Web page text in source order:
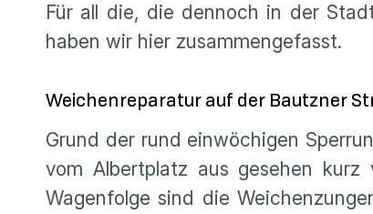
Für all die, die dennoch in der
haben wir hier zusammengefasst.
Weichenreparatur auf der Bautzner
Grund der rund einwöchigen
vom Albertplatz aus gesehen
Wagenfolge sind die